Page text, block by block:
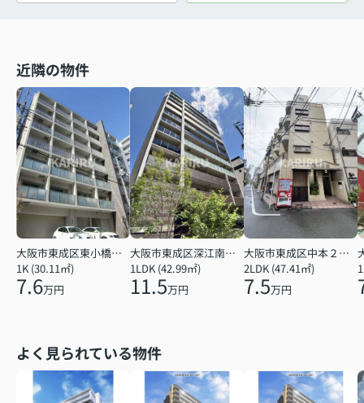
近隣の物件
大阪市東成区東小橋１丁目
1K (30.11㎡)
7.6万円
大阪市東成区深江南１丁目
1LDK (42.99㎡)
11.5万円
大阪市東成区中本２丁目
2LDK (47.41㎡)
7.5万円
よく見られている物件